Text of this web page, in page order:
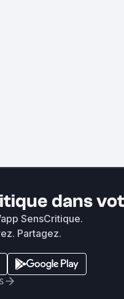
dans
SensCritique.
Partagez.